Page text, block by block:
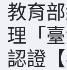
教育
理「
認證